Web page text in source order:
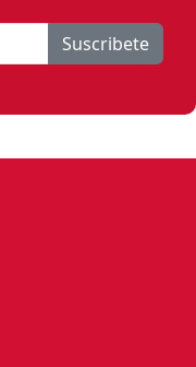
Suscribete